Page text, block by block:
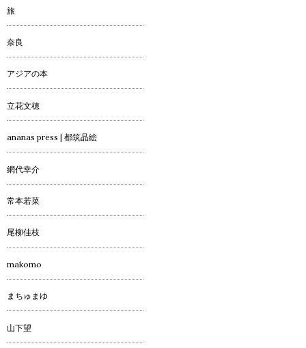
旅
奈良
アジアの本
立花文穂
ananas press | 都筑晶絵
網代幸介
常本若菜
尾柳佳枝
makomo
まちゅまゆ
山下望